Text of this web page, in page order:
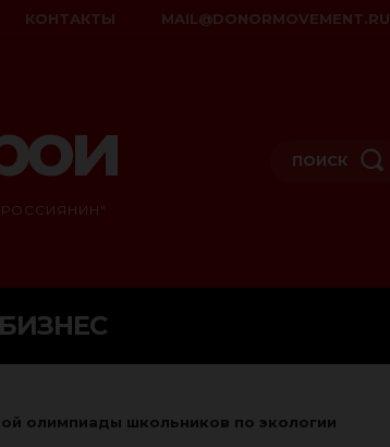
КОНТАКТЫ MAIL@DONORMOVEMENT.RU
ПОИСК
БИЗНЕС
олимпиады школьников по экологии